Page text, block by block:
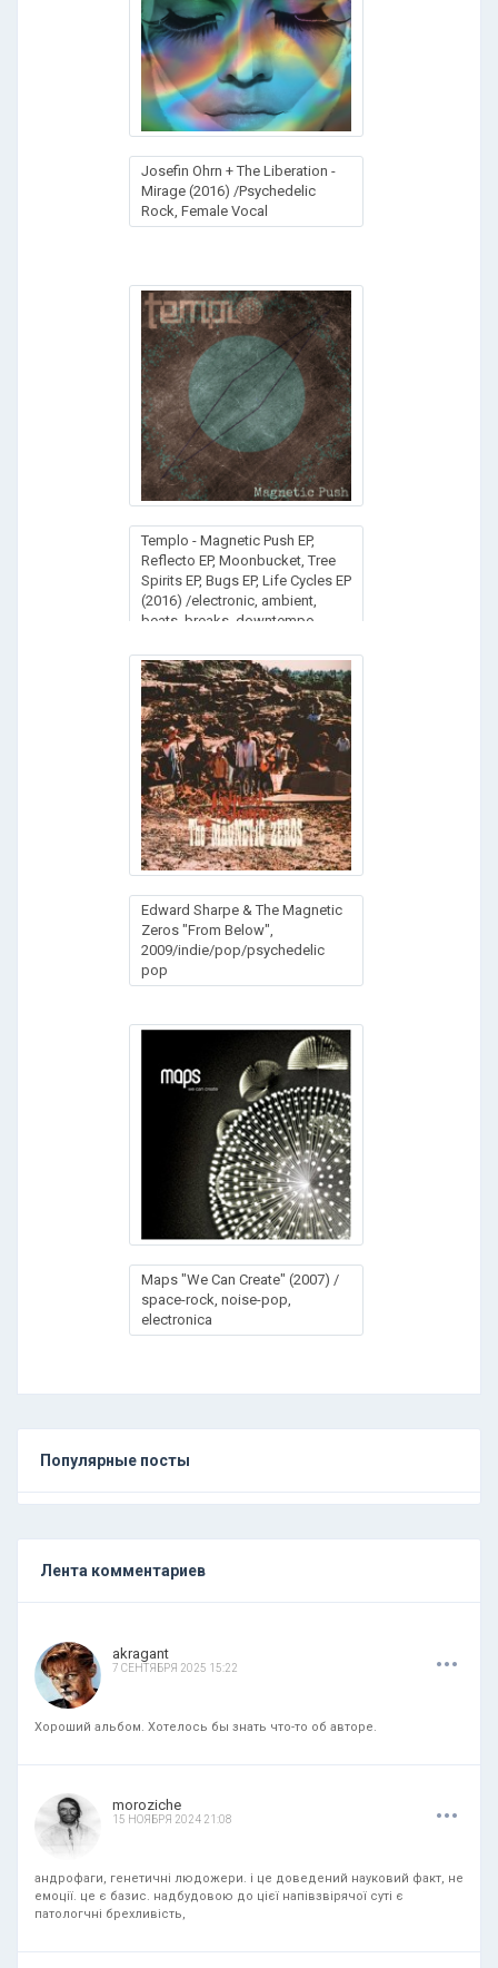
Josefin Ohrn + The Liberation -
Mirage (2016) /Psychedelic
Rock, Female Vocal
Templo - Magnetic Push EP,
Reflecto EP, Moonbucket, Tree
Spirits EP, Bugs EP, Life Cycles EP
(2016) /electronic, ambient,
beats, breaks, downtempo
Edward Sharpe & The Magnetic
Zeros "From Below",
2009/indie/pop/psychedelic
pop
Maps "We Can Create" (2007) /
space-rock, noise-pop,
electronica
Популярные посты
Лента комментариев
akragant
7 СЕНТЯБРЯ 2025 15:22 ...
Хороший альбом. Хотелось бы знать что-то об авторе.
moroziche
15 НОЯБРЯ 2024 21:08 ...
андрофаги, генетичні людожери. і це доведений науковий факт, не
емоції. це є базис. надбудовою до цієї напівзвірячої суті є
патологчні брехливість,